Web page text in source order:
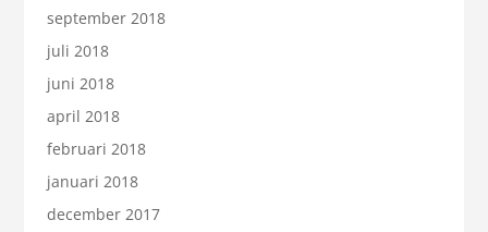
september 2018
juli 2018
juni 2018
april 2018
februari 2018
januari 2018
december 2017